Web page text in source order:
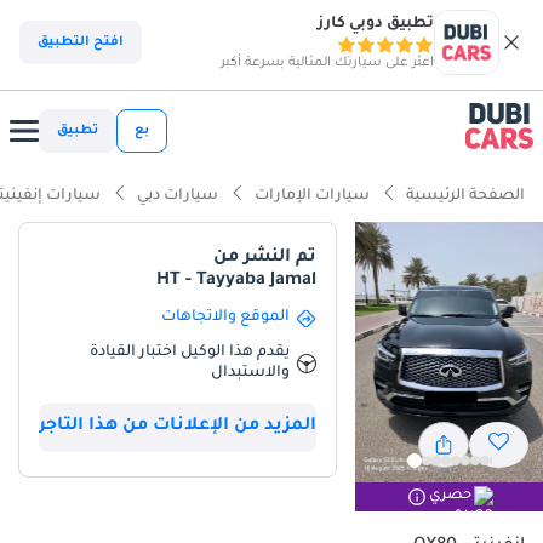
تطبيق دوبي كارز
اعثر على سيارتك المثالية بسرعة أكبر
افتح التطبيق
بع تطبيق
الصفحة الرئيسية سيارات الإمارات سيارات دبي سيارات
حصري
تم النشر من
HT - Tayyaba Jamal
الموقع والاتجاهات
يقدم هذا الوكيل اختبار القيادة
والاستبدال
المزيد من الإعلانات من هذا التاجر
ذكاء دوبي كارز
ذكاء دوبيكارز
مصمم خصيصًا للطرق الوعرة
سعة 7 مقاعد أو أكثر مع مقاعد الكابتن
معيار نظام الصوت من الدرجة الأولى
ملخص
تمثل سيارة إنفينيتي QX80 موديل 2020 قمة الفخامة في فئتها، إذ تضمّ
الاستخدام المكثف على الطرق السريعة، وهو أمر شائع في سيارات الدفع